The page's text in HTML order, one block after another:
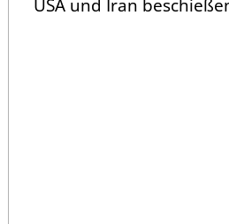
USA und Iran